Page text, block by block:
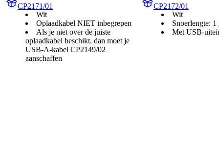
CP2171/01
Wit
Oplaadkabel NIET inbegrepen
Als je niet over de juiste
oplaadkabel beschikt, dan moet je
USB-A-kabel CP2149/02
aanschaffen
CP2172/01
Wit
Snoerlengte: 1
Met USB-